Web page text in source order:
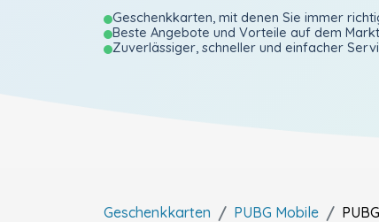
Geschenkkarten, mit denen Sie immer
Beste Angebote und Vorteile auf dem Markt
Zuverlässiger, schneller und einfacher
Geschenkkarten PUBG Mobile